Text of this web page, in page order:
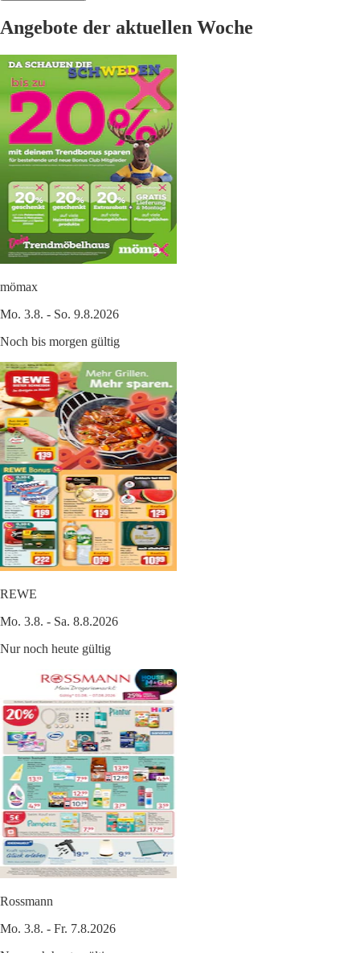
Angebote der aktuellen Woche
mömax
Mo. 3.8. - So. 9.8.2026
Noch bis morgen gültig
REWE
Mo. 3.8. - Sa. 8.8.2026
Nur noch heute gültig
Rossmann
Mo. 3.8. - Fr. 7.8.2026